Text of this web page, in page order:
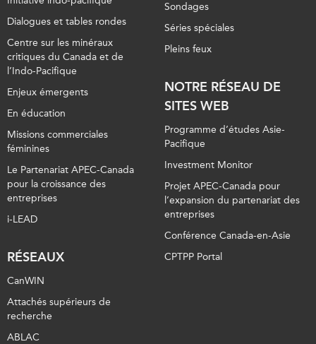
Dialogues et tables rondes
Centre sur les minéraux
critiques du Canada et de
l’Indo-Pacifique
Enjeux émergents
En éducation
Missions commerciales
féminines
Le Partenariat APEC-Canada
pour la croissance des
entreprises
i-LEAD
RÉSEAUX
CanWIN
Attachés supérieurs de
recherche
ABLAC
Sondages
Séries spéciales
Pleins feux
NOTRE RÉSEAU DE
SITES WEB
Programme d’études Asie-
Pacifique
Investment Monitor
Projet APEC-Canada pour
l’expansion du partenariat des
entreprises
Conférence Canada-en-Asie
CPTPP Portal